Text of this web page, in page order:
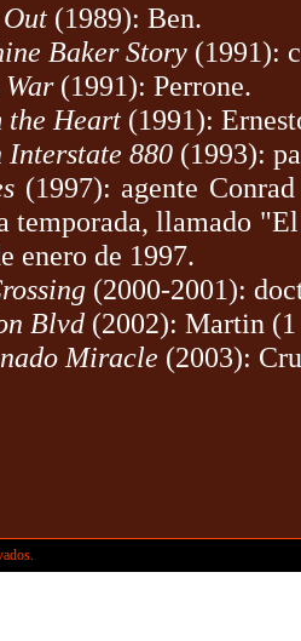
(1989): Ben.
Baker Story (1991):
(1991): Perrone.
the Heart (1991):
880 (1993):
(1997): agente
temporada, llamado
enero de 1997.
(2000-2001):
Blvd (2002): Martin
Miracle (2003):